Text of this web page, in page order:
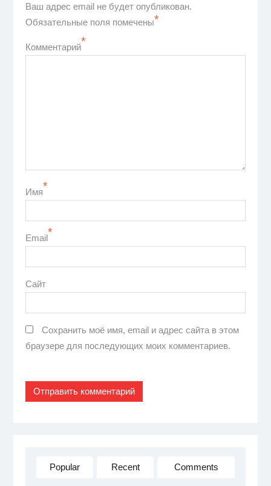
Ваш адрес email не будет опубликован.
Обязательные поля помечены*
Комментарий*
Имя*
Email*
Сайт
Сохранить моё имя, email и адрес сайта в этом
браузере для последующих моих комментариев.
Popular Recent Comments